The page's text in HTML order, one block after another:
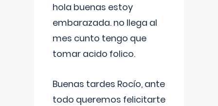
hola buenas estoy
embarazada. no llega al
mes cunto tengo que
tomar acido folico.
Buenas tardes Rocío, ante
todo queremos felicitarte